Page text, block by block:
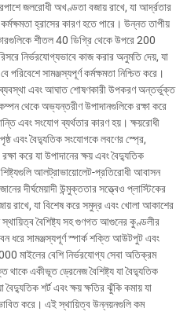
জলরোধী অখণ্ডতা বজায় রাখে, যা আর্দ্রতার
হ্রাসের কারণ হতে পারে। উন্নত তাপীয়
শীতল 40 ডিগ্রি থেকে উপরে 200
নির্ভরযোগ্যভাবে কাজ করার অনুমতি দেয়, যা
সামঞ্জস্যপূর্ণ কর্মক্ষমতা নিশ্চিত করে।
ব্যবস্থা এবং আঘাত শোষণকারী উপকরণ অন্তর্ভুক্ত
থেকে অভ্যন্তরীণ উপাদানগুলিকে রক্ষা করে
এবং সংযোগ ব্যর্থতার কারণ হয়। ক্ষয়রোধী
এবং বৈদ্যুতিক সংযোগকে লবণের স্প্রে,
করে যা উপাদানের ক্ষয় এবং বৈদ্যুতিক
আলট্রাভায়োলেট-প্রতিরোধী আবাসন
দীর্ঘমেয়াদী উন্মুক্ততার সত্ত্বেও প্লাস্টিকের
রাখে, যা বিশেষ করে সমুদ্র এবং খোলা আকাশের
বৈশিষ্ট্য সহ গুণগত আগুনের কুণ্ডলীর
ধরে সামঞ্জস্যপূর্ণ স্পার্ক শক্তি আউটপুট এবং
মাইলের বেশি নির্ভরযোগ্য সেবা অতিক্রম
একীভূত ড্রেনেজ বৈশিষ্ট্য যা বৈদ্যুতিক
শর্ট এবং ক্ষয় ক্ষতির ঝুঁকি কমায় যা
করে। এই স্থায়িত্ব উন্নয়নগুলি কম